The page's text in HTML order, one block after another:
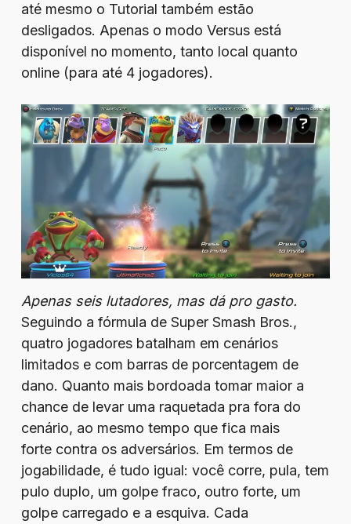
até mesmo o Tutorial também estão
desligados. Apenas o modo Versus está
disponível no momento, tanto local quanto
online (para até 4 jogadores).
Apenas seis lutadores, mas dá pro gasto.
Seguindo a fórmula de Super Smash Bros.,
quatro jogadores batalham em cenários
limitados e com barras de porcentagem de
dano. Quanto mais bordoada tomar maior a
chance de levar uma raquetada pra fora do
cenário, ao mesmo tempo que fica mais
forte contra os adversários. Em termos de
jogabilidade, é tudo igual: você corre, pula, tem
pulo duplo, um golpe fraco, outro forte, um
golpe carregado e a esquiva. Cada